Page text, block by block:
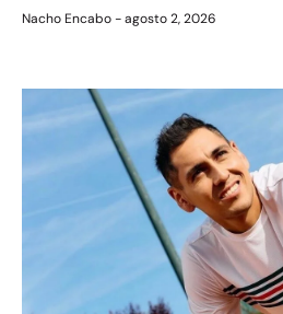
Nacho Encabo agosto 2, 2026